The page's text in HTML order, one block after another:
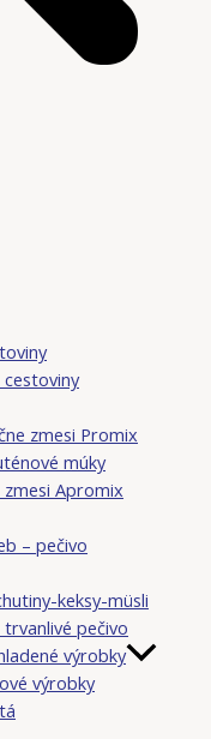
cestoviny
zmesi Promix
múky
Apromix
– pečivo
keksy-müsli
pečivo
výrobky
výrobky